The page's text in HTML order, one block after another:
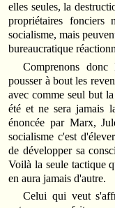
elles seules, la
propriétaires fonciers
socialisme, mais
bureaucratique
Comprenons
pousser à bout les
avec comme seul but
été et ne sera jamais
énoncée par Marx,
socialisme c'est
de développer sa
Voilà la seule tactique
en aura jamais d'autre.
Celui qui veut